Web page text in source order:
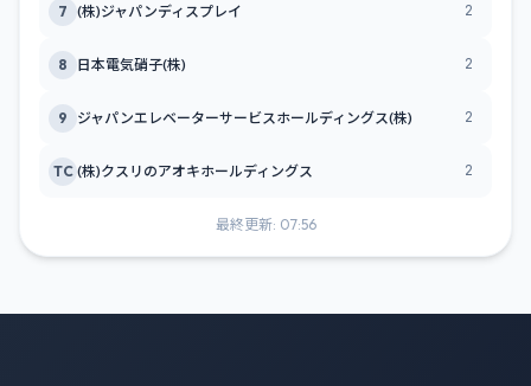
7 (株)ジャパンディスプレイ 2
8 日本電気硝子(株) 2
9 ジャパンエレベーターサービスホールディングス(株) 2
TC (株)クスリのアオキホールディングス 2
最終更新: 07:56